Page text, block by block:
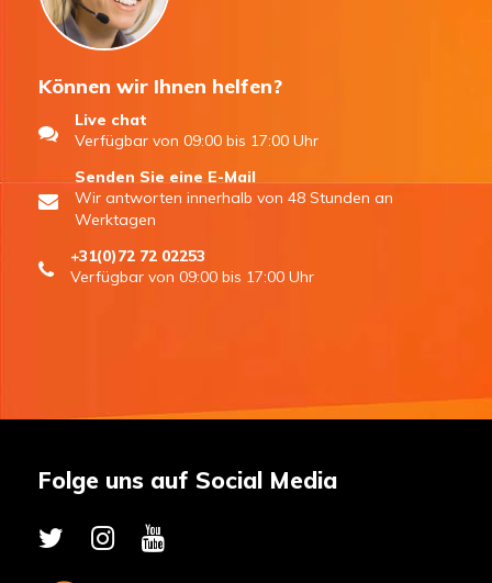
Können wir Ihnen helfen?
Live chat
Verfügbar von 09:00 bis 17:00 Uhr
Senden Sie eine E-Mail
Wir antworten innerhalb von 48 Stunden an
Werktagen
+31(0)72 72 02253
Verfügbar von 09:00 bis 17:00 Uhr
Folge uns auf Social Media